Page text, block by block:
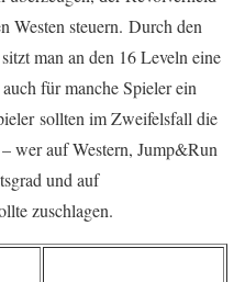
Westen steuern. Durch den
man an den 16 Leveln eine
für manche Spieler ein
sollten im Zweifelsfall die
wer auf Western, Jump&Run
und auf
zuschlagen.